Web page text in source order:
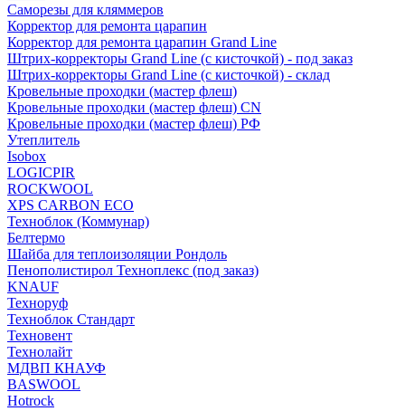
Саморезы для кляммеров
Корректор для ремонта царапин
Корректор для ремонта царапин Grand Line
Штрих-корректоры Grand Line (с кисточкой) - под заказ
Штрих-корректоры Grand Line (с кисточкой) - склад
Кровельные проходки (мастер флеш)
Кровельные проходки (мастер флеш) CN
Кровельные проходки (мастер флеш) РФ
Утеплитель
Isobox
LOGICPIR
ROCKWOOL
XPS CARBON ECO
Техноблок (Коммунар)
Белтермо
Шайба для теплоизоляции Рондоль
Пенополистирол Техноплекс (под заказ)
KNАUF
Технoруф
Техноблок Стандарт
Техновент
Технолайт
МДВП КНАУФ
BASWOOL
Hotrock